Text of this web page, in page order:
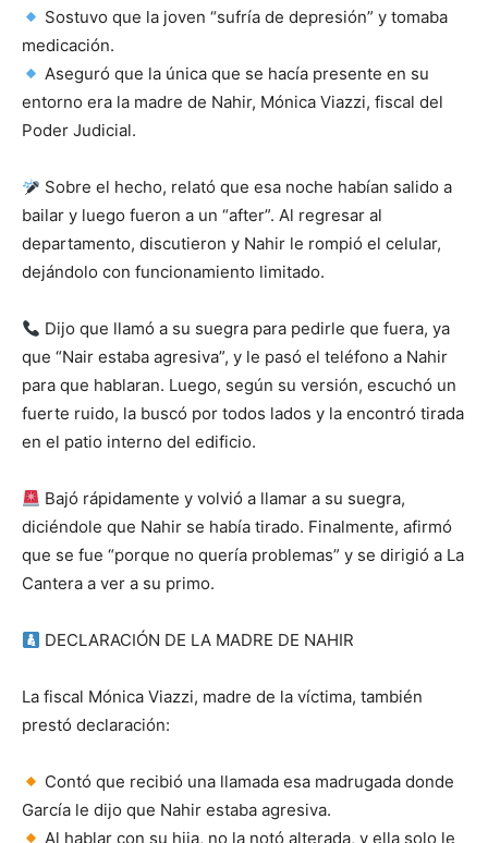
Sostuvo que la joven “sufría de depresión” y tomaba
medicación.
Aseguró que la única que se hacía presente en su
entorno era la madre de Nahir, Mónica Viazzi, fiscal del
Poder Judicial.
Sobre el hecho, relató que esa noche habían salido a
bailar y luego fueron a un “after”. Al regresar al
departamento, discutieron y Nahir le rompió el celular,
dejándolo con funcionamiento limitado.
Dijo que llamó a su suegra para pedirle que fuera, ya
que “Nair estaba agresiva”, y le pasó el teléfono a Nahir
para que hablaran. Luego, según su versión, escuchó un
fuerte ruido, la buscó por todos lados y la encontró tirada
en el patio interno del edificio.
Bajó rápidamente y volvió a llamar a su suegra,
diciéndole que Nahir se había tirado. Finalmente, afirmó
que se fue “porque no quería problemas” y se dirigió a La
Cantera a ver a su primo.
DECLARACIÓN DE LA MADRE DE NAHIR
La fiscal Mónica Viazzi, madre de la víctima, también
prestó declaración:
Contó que recibió una llamada esa madrugada donde
García le dijo que Nahir estaba agresiva.
Al hablar con su hija, no la notó alterada, y ella solo le